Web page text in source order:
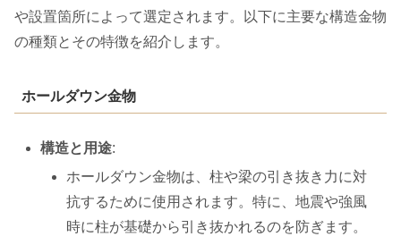
や設置箇所によって選定されます。以下に主要な構造金物
の種類とその特徴を紹介します。
ホールダウン金物
構造と用途:
ホールダウン金物は、柱や梁の引き抜き力に対
抗するために使用されます。特に、地震や強風
時に柱が基礎から引き抜かれるのを防ぎます。